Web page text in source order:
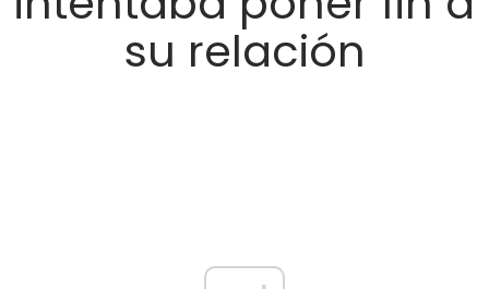
su relación